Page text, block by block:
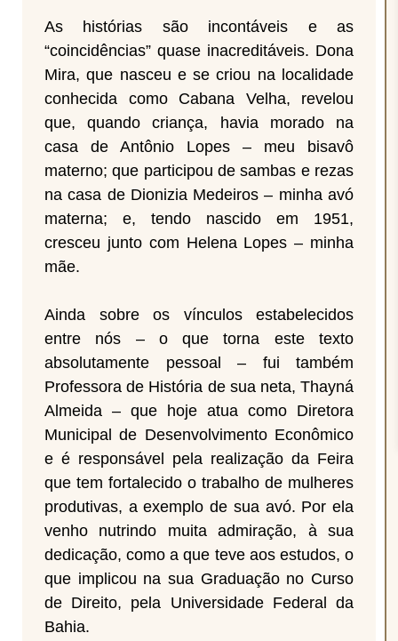
As histórias são incontáveis e as
“coincidências” quase inacreditáveis. Dona
Mira, que nasceu e se criou na localidade
conhecida como Cabana Velha, revelou
que, quando criança, havia morado na
casa de Antônio Lopes – meu bisavô
materno; que participou de sambas e rezas
na casa de Dionizia Medeiros – minha avó
materna; e, tendo nascido em 1951,
cresceu junto com Helena Lopes – minha
mãe.
Ainda sobre os vínculos estabelecidos
entre nós – o que torna este texto
absolutamente pessoal – fui também
Professora de História de sua neta, Thayná
Almeida – que hoje atua como Diretora
Municipal de Desenvolvimento Econômico
e é responsável pela realização da Feira
que tem fortalecido o trabalho de mulheres
produtivas, a exemplo de sua avó. Por ela
venho nutrindo muita admiração, à sua
dedicação, como a que teve aos estudos, o
que implicou na sua Graduação no Curso
de Direito, pela Universidade Federal da
Bahia.